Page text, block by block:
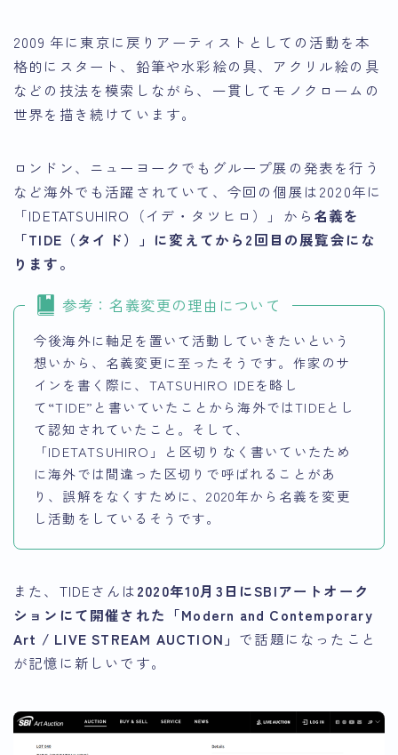
2009 年に東京に戻りアーティストとしての活動を本
格的にスタート、鉛筆や水彩絵の具、アクリル絵の具
などの技法を模索しながら、 一貫してモノクロームの
世界を描き続けています。
ロンドン、ニューヨークでもグループ展の発表を行う
など海外でも活躍されていて、今回の個展は2020年に
「IDETATSUHIRO（イデ・タツヒロ）」から 名義を
「TIDE（タイド）」に変えてから2回目の展覧会にな
ります。
参考：名義変更の理由について
今後海外に軸足を置いて活動していきたいという
想いから、名義変更に至ったそうです。作家のサ
インを書く際に、TATSUHIRO IDEを略し
て“TIDE”と書いていたことから海外ではTIDEとし
て認知されていたこと。そして、
「IDETATSUHIRO」と区切りなく書いていたため
に海外では間違った区切りで呼ばれることがあ
り、誤解をなくすために、2020年から名義を変更
し活動をしているそうです。
また、TIDEさんは2020年10月3日にSBIアートオーク
ションにて開催された「Modern and Contemporary
Art / LIVE STREAM AUCTION」 で話題になったこと
が記憶に新しいです。